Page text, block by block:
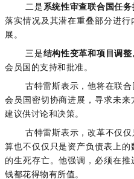
二是系统性审查联合国任务
落实情况及其潜在重叠部分进
展。
三是结构性变革和项目调整
会员国的支持和批准。
古特雷斯表示，他将在联
会员国密切协商进展，寻求未
建议供讨论和决策。
古特雷斯表示，改革不仅
算也不仅仅只是资产负债表上
的生死存亡。他强调，必须在
钱都花得物有所值。